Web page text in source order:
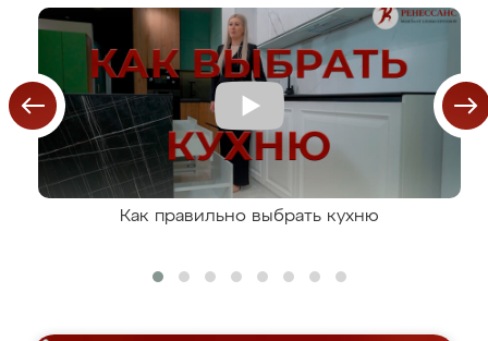
Как правильно выбрать кухню